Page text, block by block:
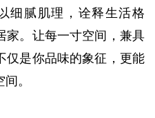
细腻肌理，诠释生活格
家。让每一寸空间，兼具
仅是你品味的象征，更能
。